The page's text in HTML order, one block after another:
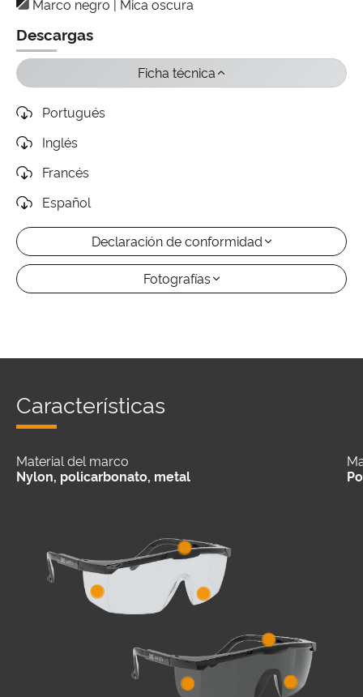
Marco negro | Mica oscura
Descargas
Ficha técnica
Declaración de conformidad
Fotografías
Portugués
Inglés
Francés
Español
Características
Material del marco
Nylon, policarbonato, metal